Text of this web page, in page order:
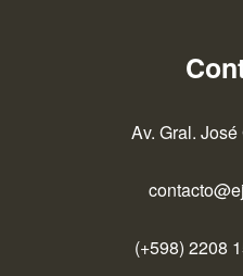
Av. Gral.
(+598) 2208